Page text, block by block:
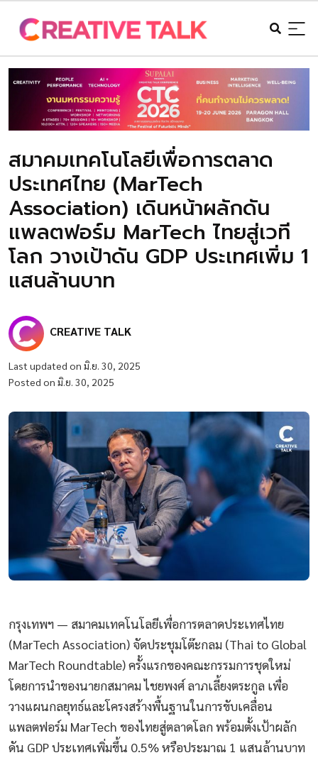
สมาคมเทคโนโลยีเพื่อการตลาด
ประเทศไทย (MarTech
Association) เดินหน้าผลักดัน
แพลตฟอร์ม MarTech ไทยสู่เวที
โลก วางเป้าดัน GDP ประเทศเพิ่ม 1
แสนล้านบาท
CREATIVE TALK
Last updated on มิ.ย. 30, 2025
Posted on มิ.ย. 30, 2025
กรุงเทพฯ — สมาคมเทคโนโลยีเพื่อการตลาดประเทศไทย
(MarTech Association) จัดประชุมโต๊ะกลม (Thai to Global
MarTech Roundtable) ครั้งแรกของคณะกรรมการชุดใหม่
โดยการนำของนายกสมาคม ไชยพงศ์ ลาภเลี้ยงตระกูล เพื่อ
วางแผนกลยุทธ์และโครงสร้างพื้นฐานในการขับเคลื่อน
แพลตฟอร์ม MarTech ของไทยสู่ตลาดโลก พร้อมตั้งเป้าผลัก
ดัน GDP ประเทศเพิ่มขึ้น 0.5% หรือประมาณ 1 แสนล้านบาท